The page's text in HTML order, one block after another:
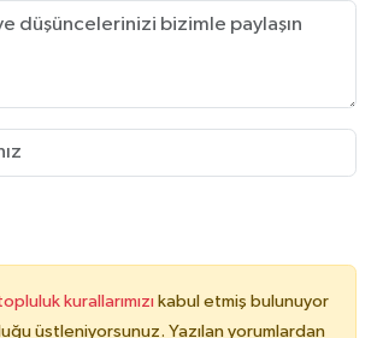
kurallarımızı kabul etmiş bulunuyor
üstleniyorsunuz. Yazılan yorumlardan